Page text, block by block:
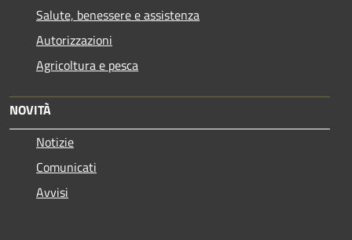
Salute, benessere e assistenza
Autorizzazioni
Agricoltura e pesca
NOVITÀ
Notizie
Comunicati
Avvisi